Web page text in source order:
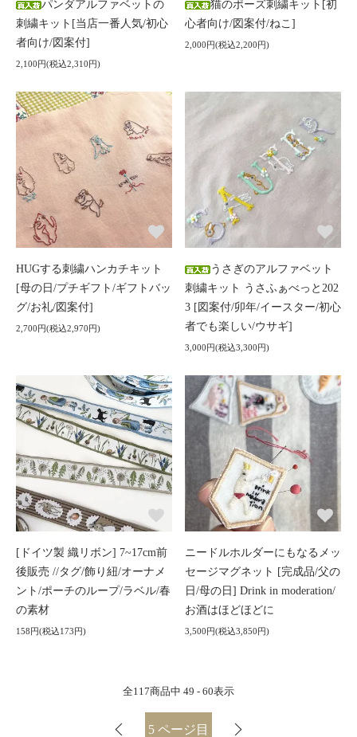
パンダアルファベットの
刺繍キット[当店一番人気/初心
者向け/図案付]
2,100円(税込2,310円)
猫のポーズ刺繍キット[初
心者向け/図案付/ねこ]
2,000円(税込2,200円)
HUGする刺繍ハンカチキット
[母の日/プチギフト/ギフトバッ
グ/お礼/図案付]
2,700円(税込2,970円)
うさぎのアルファベット
刺繍キット うさふぁべっと202
3 [図案付/卯年/イースター/初心
者でも楽しい/ウサギ]
3,000円(税込3,300円)
[ドイツ製 織リボン] 7~17cm前
後販売 //タグ/飾り紐/オーナメ
ント/ポーチのループ/ラベル/春
の素材
158円(税込173円)
ニードルホルダーにもなるメッ
セージマグネット [完成品/父の
日/母の日] Drink in moderation/
お酒はほどほどに
3,500円(税込3,850円)
全117商品中 49 - 60表示
5 ページ目